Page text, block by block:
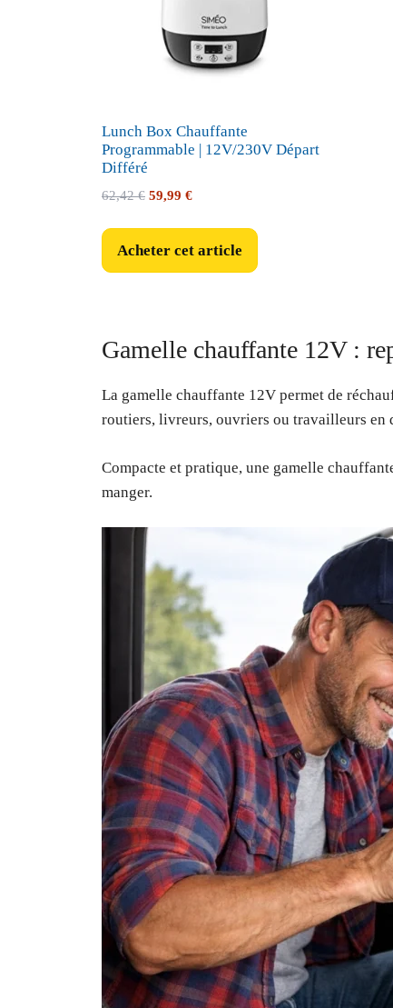
Lunch Box Chauffante
Programmable | 12V/230V Départ
Différé
62,42€ Le
était :
59,99 €Le
est :
Acheter cet article
Gamelle chauffante 12V :
La gamelle chauffante 12V permet de
routiers, livreurs, ouvriers ou travailleurs en
Compacte et pratique, une gamelle
manger.